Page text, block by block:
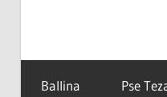
Teza
vetëm
e
Ballina Pse